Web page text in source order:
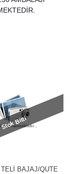
Stok Bitti
BAJAJ/QUTE